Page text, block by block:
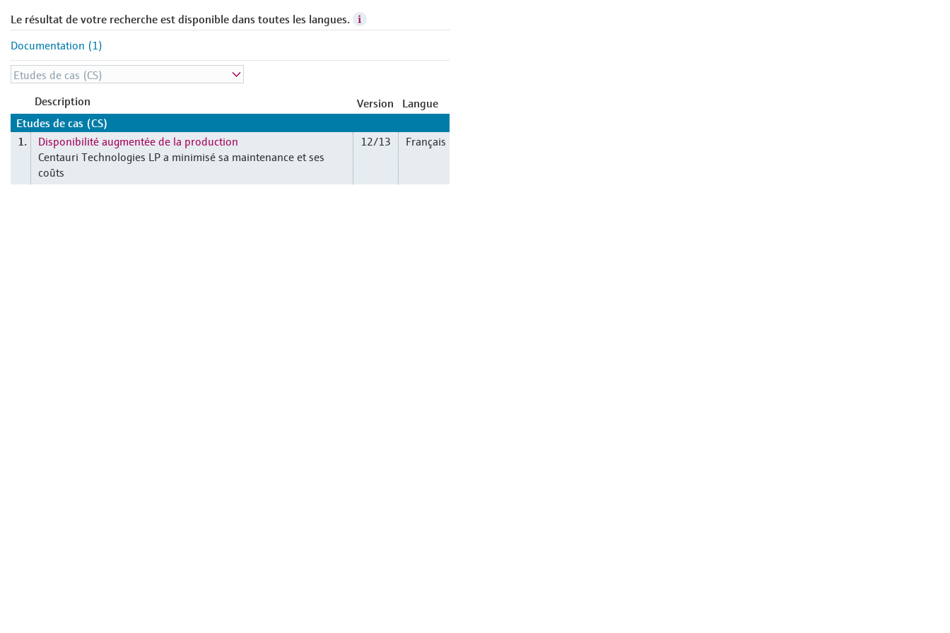
Le résultat de votre recherche est disponible dans toutes les langues.
Documentation (1)
Description Version
Langue
Etudes de cas (CS)
1.
Disponibilité augmentée de la production
Centauri Technologies LP a minimisé sa maintenance et ses
coûts
12/13 Français